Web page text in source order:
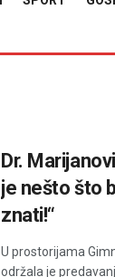
Dr.
je nešto što
znati!“
U prostorijama
održala je